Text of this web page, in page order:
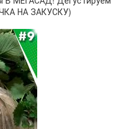
НА ЗАКУСКУ)